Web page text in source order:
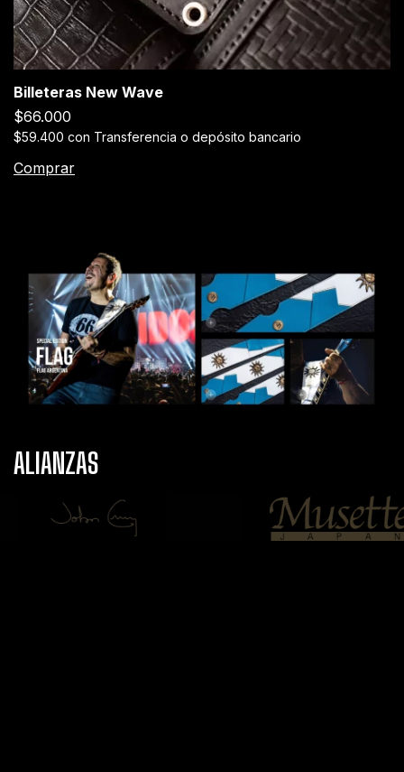
Billeteras New Wave
$66.000
$59.400 con Transferencia o depósito bancario
Comprar
ALIANZAS